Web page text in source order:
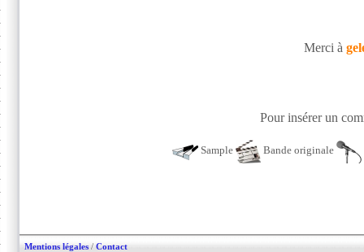
Merci à
Pour insérer un
Sample Bande originale
Mentions légales / Contact